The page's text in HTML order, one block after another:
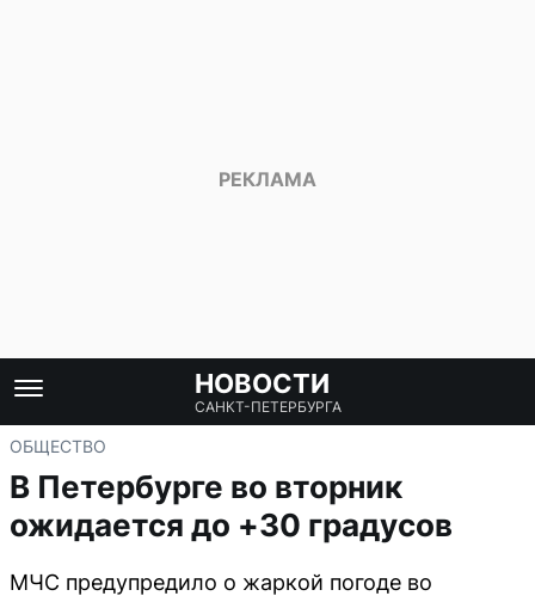
НОВОСТИ
САНКТ-ПЕТЕРБУРГА
ОБЩЕСТВО
В Петербурге во вторник
ожидается до +30 градусов
МЧС предупредило о жаркой погоде во